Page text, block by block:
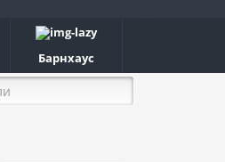
Барнхаус